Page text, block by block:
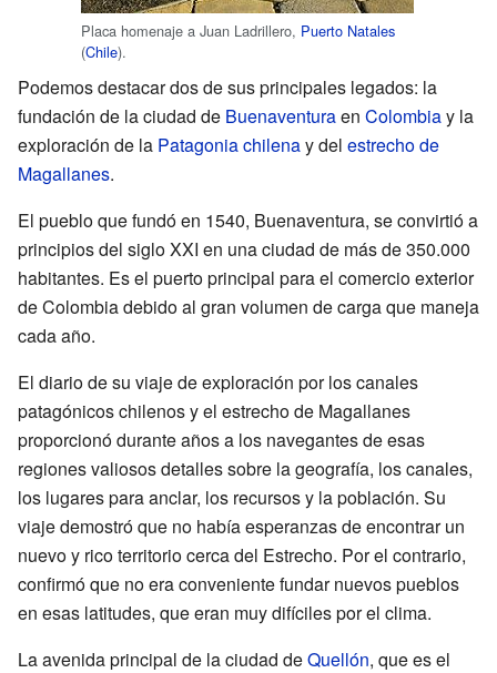
Placa homenaje a Juan Ladrillero, Puerto Natales
(Chile).
Podemos destacar dos de sus principales legados: la
fundación de la ciudad de Buenaventuraen Colombiay la
exploración de la Patagonia chilenay del estrecho de
Magallanes.
El pueblo que fundó en 1540, Buenaventura, se convirtió a
principios del siglo XXI en una ciudad de más de 350.000
habitantes. Es el puerto principal para el comercio exterior
de Colombia debido al gran volumen de carga que maneja
cada año.
El diario de su viaje de exploración por los canales
patagónicos chilenos y el estrecho de Magallanes
proporcionó durante años a los navegantes de esas
regiones valiosos detalles sobre la geografía, los canales,
los lugares para anclar, los recursos y la población. Su
viaje demostró que no había esperanzas de encontrar un
nuevo y rico territorio cerca del Estrecho. Por el contrario,
confirmó que no era conveniente fundar nuevos pueblos
en esas latitudes, que eran muy difíciles por el clima.
La avenida principal de la ciudad deQuellón, que es el